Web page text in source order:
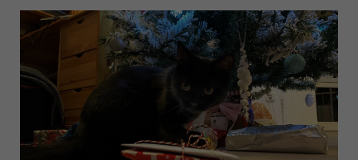
Zweck
Dient zur Speicherung der Cookie Opt-In
Einstellungen. Eine optionale Nummer
nach dem Namen gibt lediglich eine
Versionsnummer an.